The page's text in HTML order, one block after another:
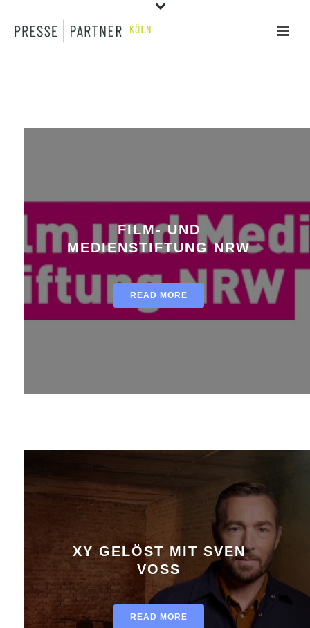
FILM- UND
MEDIENSTIFTUNG NRW
READ MORE
XY GELÖST MIT SVEN
VOSS
READ MORE